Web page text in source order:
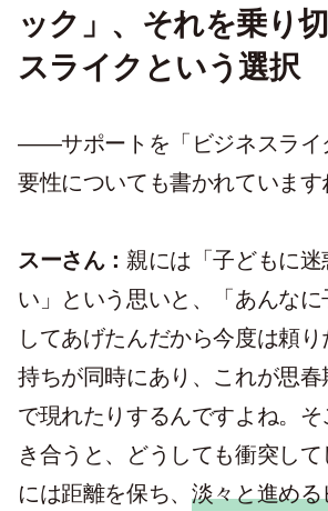
ック」、それを乗り
スライクという選択
——サポートを「ビジネスライ
要性についても書かれています
スーさん： 親には「子どもに
い」という思いと、「あんな
してあげたんだから今度は頼
持ちが同時にあり、これが思
で現れたりするんですよね。そ
き合うと、どうしても衝突し
には距離を保ち、 淡々と進め